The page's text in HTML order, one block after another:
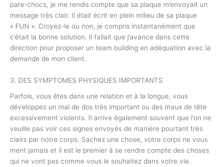
pare-chocs, je me rendis compte que sa plaque m’envoyait un
message très clair. Il était écrit en plein milieu de sa plaque
« FUN ». Croyez-le ou non, je compris instantanément que
c’était la bonne solution. Il fallait que j’avance dans cette
direction pour proposer un team building en adéquation avec la
demande de mon client.
3. DES SYMPTOMES PHYSIQUES IMPORTANTS
Parfois, vous êtes dans une relation et à la longue, vous
développez un mal de dos très important ou des maux de tête
excessivement violents. Il arrive également souvent que l’on ne
veuille pas voir ces signes envoyés de manière pourtant très
clairs par notre corps. Sachez une chose, votre corps ne vous
ment jamais et il est le premier à se rendre compte des choses
qui ne vont pas comme vous le souhaitez dans votre vie.